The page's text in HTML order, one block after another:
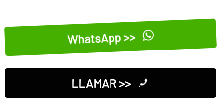
WhatsApp >>
LLAMAR >>